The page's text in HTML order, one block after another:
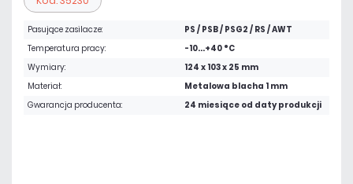
Pasujące zasilacze:
PS / PSB / PSG2 / RS / AWT
Temperatura pracy:
-10...+40 °C
Wymiary:
124 x 103 x 25 mm
Materiał:
Metalowa blacha 1 mm
Gwarancja producenta:
24 miesiące od daty produkcji